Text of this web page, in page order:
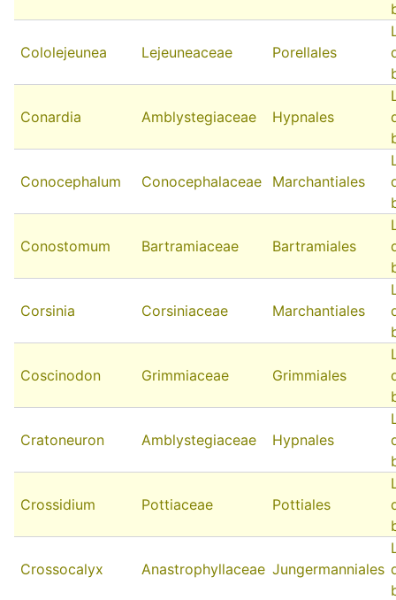
Cololejeunea Lejeuneaceae Porellales
Conardia Amblystegiaceae Hypnales
Conocephalum Conocephalaceae Marchantiales
Conostomum Bartramiaceae Bartramiales
Corsinia Corsiniaceae Marchantiales
Coscinodon Grimmiaceae Grimmiales
Cratoneuron Amblystegiaceae Hypnales
Crossidium Pottiaceae Pottiales
Crossocalyx Anastrophyllaceae Jungermanniales